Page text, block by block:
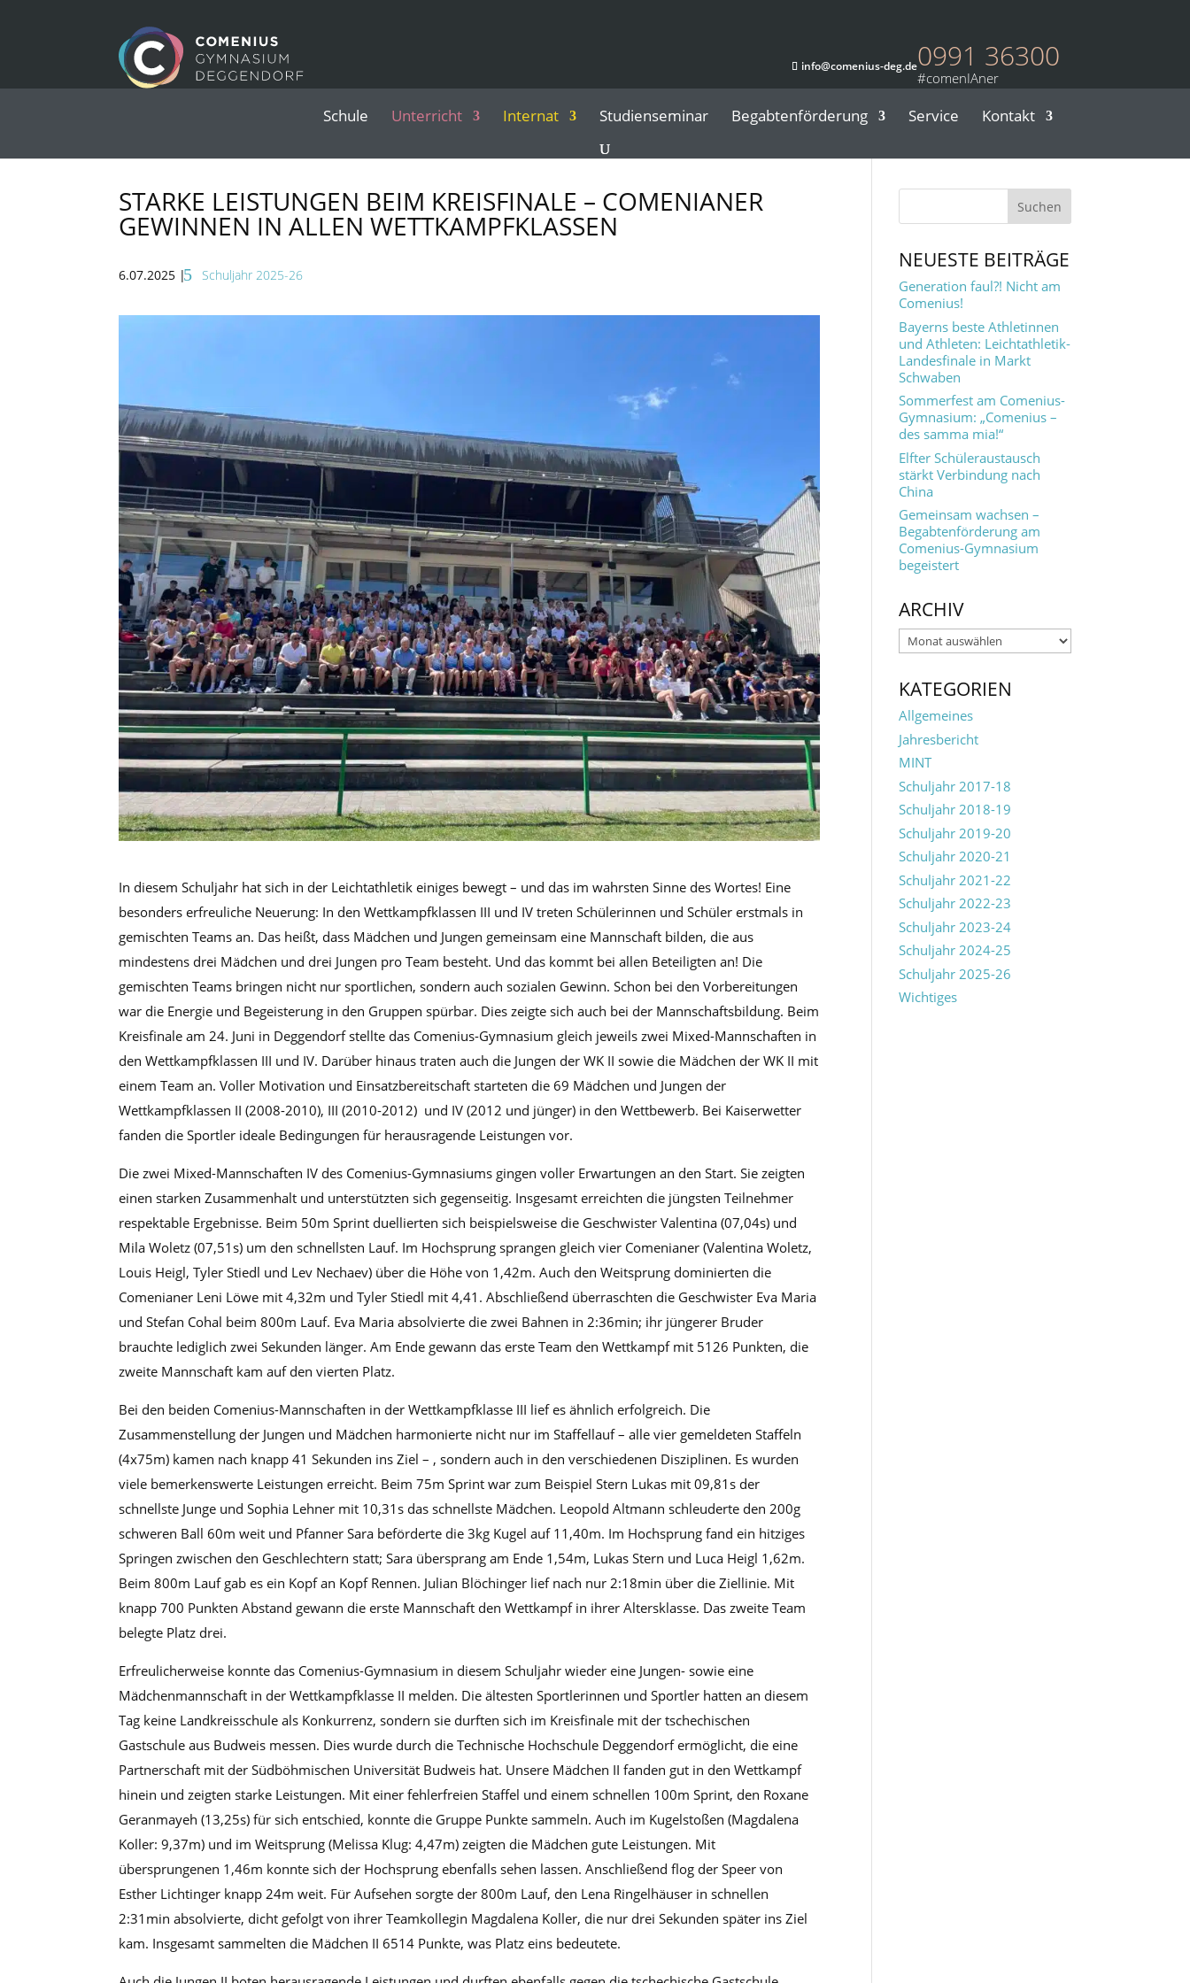
0991 36300
info@comenius-deg.de
Schule Unterricht Internat Studienseminar Begabtenförderung Service Kontakt
STARKE LEISTUNGEN BEIM KREISFINALE – COMENIANER
GEWINNEN IN ALLEN WETTKAMPFKLASSEN
6.07.2025 | Schuljahr 2025-26
In diesem Schuljahr hat sich in der Leichtathletik einiges bewegt – und das im wahrsten Sinne des Wortes! Eine
besonders erfreuliche Neuerung: In den Wettkampfklassen III und IV treten Schülerinnen und Schüler erstmals in
gemischten Teams an. Das heißt, dass Mädchen und Jungen gemeinsam eine Mannschaft bilden, die aus
mindestens drei Mädchen und drei Jungen pro Team besteht. Und das kommt bei allen Beteiligten an! Die
gemischten Teams bringen nicht nur sportlichen, sondern auch sozialen Gewinn. Schon bei den Vorbereitungen
war die Energie und Begeisterung in den Gruppen spürbar. Dies zeigte sich auch bei der Mannschaftsbildung. Beim
Kreisfinale am 24. Juni in Deggendorf stellte das Comenius-Gymnasium gleich jeweils zwei Mixed-Mannschaften in
den Wettkampfklassen III und IV. Darüber hinaus traten auch die Jungen der WK II sowie die Mädchen der WK II mit
einem Team an. Voller Motivation und Einsatzbereitschaft starteten die 69 Mädchen und Jungen der
Wettkampfklassen II (2008-2010), III (2010-2012) und IV (2012 und jünger) in den Wettbewerb. Bei Kaiserwetter
fanden die Sportler ideale Bedingungen für herausragende Leistungen vor.
Die zwei Mixed-Mannschaften IV des Comenius-Gymnasiums gingen voller Erwartungen an den Start. Sie zeigten
einen starken Zusammenhalt und unterstützten sich gegenseitig. Insgesamt erreichten die jüngsten Teilnehmer
respektable Ergebnisse. Beim 50m Sprint duellierten sich beispielsweise die Geschwister Valentina (07,04s) und
Mila Woletz (07,51s) um den schnellsten Lauf. Im Hochsprung sprangen gleich vier Comenianer (Valentina Woletz,
Louis Heigl, Tyler Stiedl und Lev Nechaev) über die Höhe von 1,42m. Auch den Weitsprung dominierten die
Comenianer Leni Löwe mit 4,32m und Tyler Stiedl mit 4,41. Abschließend überraschten die Geschwister Eva Maria
und Stefan Cohal beim 800m Lauf. Eva Maria absolvierte die zwei Bahnen in 2:36min; ihr jüngerer Bruder
brauchte lediglich zwei Sekunden länger. Am Ende gewann das erste Team den Wettkampf mit 5126 Punkten, die
zweite Mannschaft kam auf den vierten Platz.
Bei den beiden Comenius-Mannschaften in der Wettkampfklasse III lief es ähnlich erfolgreich. Die
Zusammenstellung der Jungen und Mädchen harmonierte nicht nur im Staffellauf – alle vier gemeldeten Staffeln
(4x75m) kamen nach knapp 41 Sekunden ins Ziel – , sondern auch in den verschiedenen Disziplinen. Es wurden
viele bemerkenswerte Leistungen erreicht. Beim 75m Sprint war zum Beispiel Stern Lukas mit 09,81s der
schnellste Junge und Sophia Lehner mit 10,31s das schnellste Mädchen. Leopold Altmann schleuderte den 200g
schweren Ball 60m weit und Pfanner Sara beförderte die 3kg Kugel auf 11,40m. Im Hochsprung fand ein hitziges
Springen zwischen den Geschlechtern statt; Sara übersprang am Ende 1,54m, Lukas Stern und Luca Heigl 1,62m.
Beim 800m Lauf gab es ein Kopf an Kopf Rennen. Julian Blöchinger lief nach nur 2:18min über die Ziellinie. Mit
knapp 700 Punkten Abstand gewann die erste Mannschaft den Wettkampf in ihrer Altersklasse. Das zweite Team
belegte Platz drei.
Erfreulicherweise konnte das Comenius-Gymnasium in diesem Schuljahr wieder eine Jungen- sowie eine
Mädchenmannschaft in der Wettkampfklasse II melden. Die ältesten Sportlerinnen und Sportler hatten an diesem
Tag keine Landkreisschule als Konkurrenz, sondern sie durften sich im Kreisfinale mit der tschechischen
Gastschule aus Budweis messen. Dies wurde durch die Technische Hochschule Deggendorf ermöglicht, die eine
Partnerschaft mit der Südböhmischen Universität Budweis hat. Unsere Mädchen II fanden gut in den Wettkampf
hinein und zeigten starke Leistungen. Mit einer fehlerfreien Staffel und einem schnellen 100m Sprint, den Roxane
Geranmayeh (13,25s) für sich entschied, konnte die Gruppe Punkte sammeln. Auch im Kugelstoßen (Magdalena
Koller: 9,37m) und im Weitsprung (Melissa Klug: 4,47m) zeigten die Mädchen gute Leistungen. Mit
übersprungenen 1,46m konnte sich der Hochsprung ebenfalls sehen lassen. Anschließend flog der Speer von
Esther Lichtinger knapp 24m weit. Für Aufsehen sorgte der 800m Lauf, den Lena Ringelhäuser in schnellen
2:31min absolvierte, dicht gefolgt von ihrer Teamkollegin Magdalena Koller, die nur drei Sekunden später ins Ziel
kam. Insgesamt sammelten die Mädchen II 6514 Punkte, was Platz eins bedeutete.
NEUESTE BEITRÄGE
Generation faul?! Nicht am
Comenius!
Bayerns beste Athletinnen
und Athleten: Leichtathletik-
Landesfinale in Markt
Schwaben
Sommerfest am Comenius-
Gymnasium: „Comenius –
des samma mia!“
Elfter Schüleraustausch
stärkt Verbindung nach
China
Gemeinsam wachsen –
Begabtenförderung am
Comenius-Gymnasium
begeistert
ARCHIV
Archiv
KATEGORIEN
Allgemeines
Jahresbericht
MINT
Schuljahr 2017-18
Schuljahr 2018-19
Schuljahr 2019-20
Schuljahr 2020-21
Schuljahr 2021-22
Schuljahr 2022-23
Schuljahr 2023-24
Schuljahr 2024-25
Schuljahr 2025-26
Wichtiges